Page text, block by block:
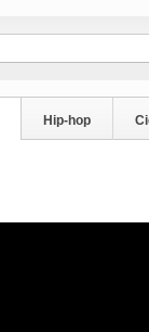
Hip-hop